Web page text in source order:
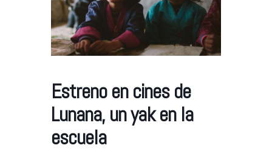
Estreno en cines de
Lunana, un yak en la
escuela